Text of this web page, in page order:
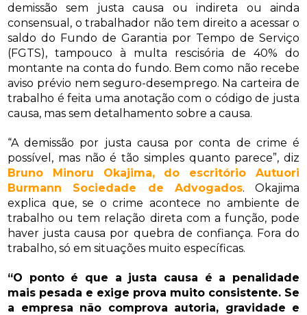
demissão sem justa causa ou indireta ou ainda
consensual, o trabalhador não tem direito a acessar o
saldo do Fundo de Garantia por Tempo de Serviço
(FGTS), tampouco à multa rescisória de 40% do
montante na conta do fundo. Bem como não recebe
aviso prévio nem seguro-desemprego. Na carteira de
trabalho é feita uma anotação com o código de justa
causa, mas sem detalhamento sobre a causa.
“A demissão por justa causa por conta de crime é
possível, mas não é tão simples quanto parece”, diz
Bruno Minoru Okajima, do escritório Autuori
Burmann Sociedade de Advogados. Okajima
explica que, se o crime acontece no ambiente de
trabalho ou tem relação direta com a função, pode
haver justa causa por quebra de confiança. Fora do
trabalho, só em situações muito específicas.
“O ponto é que a justa causa é a penalidade
mais pesada e exige prova muito consistente. Se
a empresa não comprova autoria, gravidade e